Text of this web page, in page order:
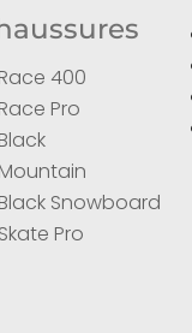
Race 400
Race Pro
Black
Mountain
Black Snowboard
Skate Pro